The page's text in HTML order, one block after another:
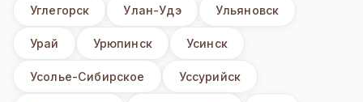
Углегорск Улан-Удэ Ульяновск
Урай Урюпинск Усинск
Усолье-Сибирское Уссурийск